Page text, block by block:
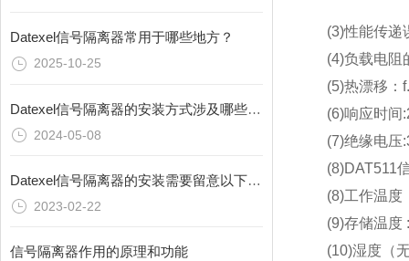
Datexel信号隔离器常用于哪些地方？
2025-10-25
Datexel信号隔离器的安装方式涉及哪些方面？
2024-05-08
Datexel信号隔离器的安装需要留意以下方面？
2023-02-22
信号隔离器作用的原理和功能
(3)性能传递
(4)负载电阻
(5)热漂移：
(6)响应时间
(7)绝缘电压
(8)DAT511
(8)工作温度
(9)存储温度
(10)湿度（